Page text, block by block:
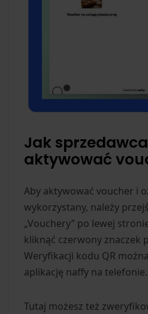
Jak
aktywować
Aby aktywować voucher i
wykorzystany, należy
„Vouchery” po lewej
kliknąć czerwony znaczek
Weryfikacji kodu QR
aplikację naffy na telefonie.
Tutaj możesz też